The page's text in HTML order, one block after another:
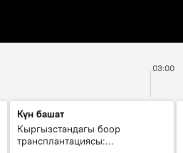
03:00
Күн башат
Кыргызстандагы боор
трансплантациясы: